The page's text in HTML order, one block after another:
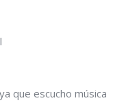
que escucho música